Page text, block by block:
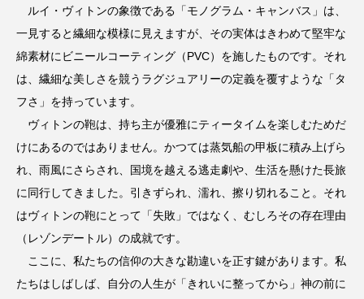
ルイ・ヴィトンの象徴である「モノグラム・キャンバス」は、
一見すると繊細な模様に見えますが、その実体はきわめて堅牢な
綿素材にビニールコーティング（PVC）を施したものです。それ
は、繊細な美しさを競うラグジュアリーの定義を覆すような「タ
フさ」を持っています。
ヴィトンの鞄は、持ち主が優雅にティータイムを楽しむためだ
けにあるのではありません。かつては蒸気船の甲板に積み上げら
れ、雨風にさらされ、国境を越える逃走劇や、生活を懸けた長旅
に同行してきました。引きずられ、濡れ、擦り切れること。それ
はヴィトンの鞄にとって「失敗」ではなく、むしろその存在理由
（レゾンデートル）の成就です。
ここに、私たちの信仰の大きな勘違いを正す鍵があります。私
たちはしばしば、自分の人生が「きれいに整ってから」神の前に